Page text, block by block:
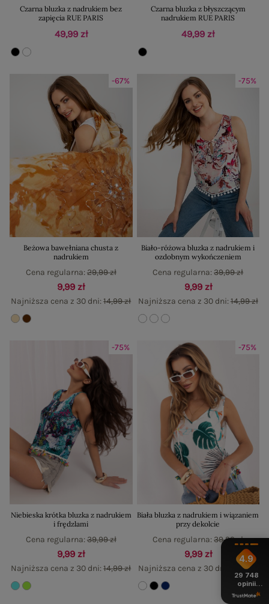
Czarna bluzka z nadrukiem bez
zapięcia RUE PARIS
49,99 zł
Czarna bluzka z błyszczącym
nadrukiem RUE PARIS
49,99 zł
-67%
Beżowa bawełniana chusta z
nadrukiem
9,99 zł
Najniższa cena z 30 dni:14,99 zł
Cena regularna:29,99 zł
-75%
Biało-różowa bluzka z nadrukiem i
ozdobnym wykończeniem
9,99 zł
Najniższa cena z 30 dni:14,99 zł
Cena regularna:39,99 zł
-75%
Niebieska krótka bluzka z nadrukiem
i frędzlami
9,99 zł
Najniższa cena z 30 dni:14,99 zł
Cena regularna:39,99 zł
-75%
Biała bluzka z nadrukiem i wiązaniem
przy dekolcie
9,99 zł
Najniższa cena z 30 dni: 14,99 zł
Cena regularna:39,99 zł
4.9
29 748
opinii
z całego